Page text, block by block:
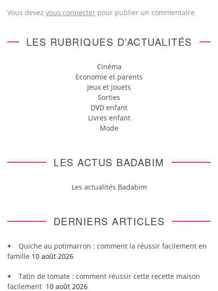
Vous devez vous connecter pour publier un commentaire.
LES RUBRIQUES D’ACTUALITÉS
Cinéma
Economie et parents
Jeux et jouets
Sorties
DVD enfant
Livres enfant
Mode
LES ACTUS BADABIM
Les actualités Badabim
DERNIERS ARTICLES
Quiche au potimarron : comment la réussir facilement en
famille 10 août 2026
Tatin de tomate : comment réussir cette recette maison
facilement 10 août 2026